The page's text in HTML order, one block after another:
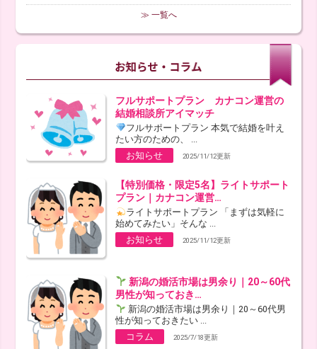
≫ 一覧へ
フルサポートプラン カナコン運営の
結婚相談所アイマッチ
フルサポートプラン 本気で結婚を叶え
たい方のための、 ...
お知らせ
2025/11/12更新
【特別価格・限定5名】ライトサポート
プラン｜カナコン運営…
ライトサポートプラン 「まずは気軽に
始めてみたい」そんな ...
お知らせ
2025/11/12更新
新潟の婚活市場は男余り｜20～60代
男性が知っておき…
新潟の婚活市場は男余り｜20～60代男
性が知っておきたい ...
コラム
2025/7/18更新